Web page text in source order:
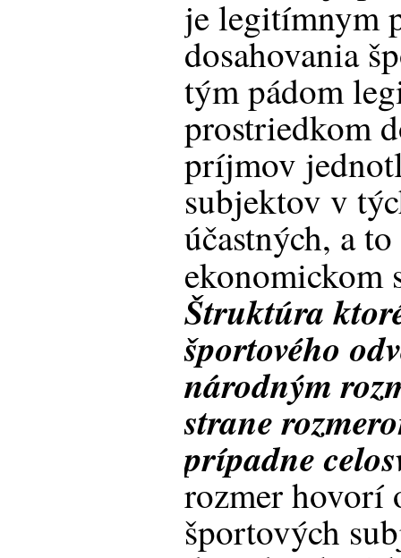
je legitímnym
dosahovania
tým pádom
prostriedkom
príjmov
subjektov v
účastných, a
ekonomickom
Štruktúra
športového
národným
strane
prípadne
rozmer hovorí
športových